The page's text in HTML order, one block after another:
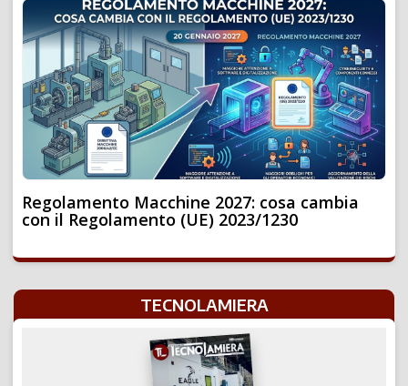
Regolamento Macchine 2027: cosa cambia
con il Regolamento (UE) 2023/1230
TECNOLAMIERA